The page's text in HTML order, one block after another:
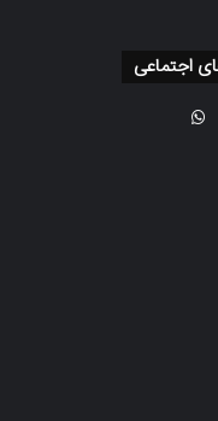
اجتماعی